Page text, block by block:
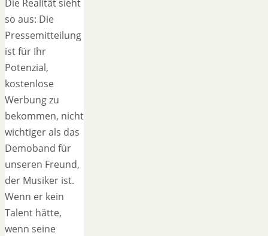
Die Realität sieht
so aus: Die
Pressemitteilung
ist für Ihr
Potenzial,
kostenlose
Werbung zu
bekommen, nicht
wichtiger als das
Demoband für
unseren Freund,
der Musiker ist.
Wenn er kein
Talent hätte,
wenn seine